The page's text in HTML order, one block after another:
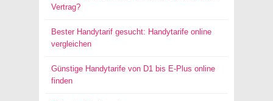
Vertrag?
Bester Handytarif gesucht: Handytarife online
vergleichen
Günstige Handytarife von D1 bis E-Plus online
finden